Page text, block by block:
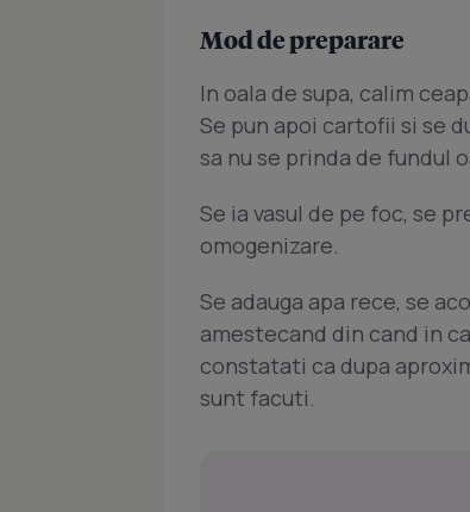
Mod de preparare
In oala de supa, calim
Se pun apoi cartofii si se
sa nu se prinda de fundul
Se ia vasul de pe foc, se
omogenizare.
Se adauga apa rece, se
amestecand din cand in
constatati ca dupa
sunt facuti.